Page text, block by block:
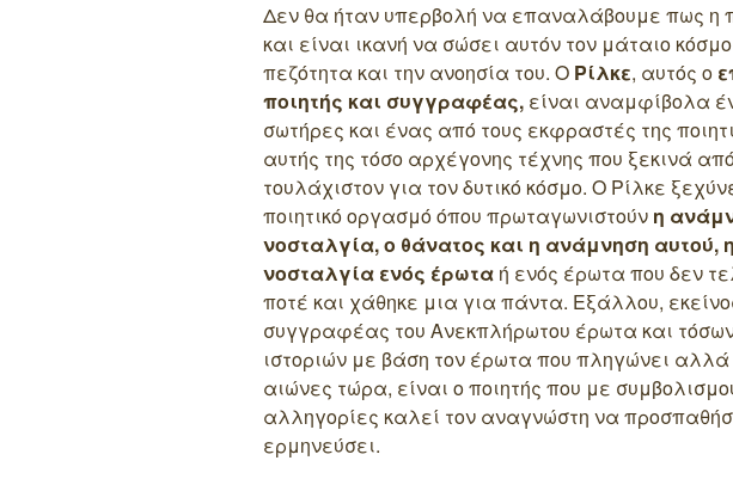
Δεν θα ήταν υπερβολή να επαναλάβουμε πως η
και είναι ικανή να σώσει αυτόν τον μάταιο
πεζότητα και την ανοησία του. Ο Ρίλκε, αυτός ο
ποιητής και συγγραφέας, είναι αναμφίβολα
σωτήρες και ένας από τους εκφραστές της
αυτής της τόσο αρχέγονης τέχνης που ξεκινά
τουλάχιστον για τον δυτικό κόσμο. Ο Ρίλκε
ποιητικό οργασμό όπου πρωταγωνιστούν η
νοσταλγία, ο θάνατος και η ανάμνηση αυτού,
νοσταλγία ενός έρωτα ή ενός έρωτα που δεν
ποτέ και χάθηκε μια για πάντα. Εξάλλου,
συγγραφέας του Ανεκπλήρωτου έρωτα και
ιστοριών με βάση τον έρωτα που πληγώνει αλλά
αιώνες τώρα, είναι ο ποιητής που με
αλληγορίες καλεί τον αναγνώστη να
ερμηνεύσει.